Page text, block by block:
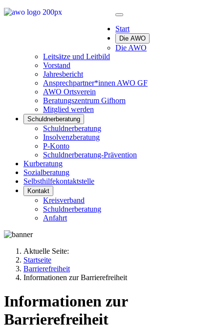
Start
Die AWO
Die AWO
Leitsätze und Leitbild
Vorstand
Jahresbericht
Ansprechpartner*innen AWO GF
AWO Ortsverein
Beratungszentrum Gifhorn
Mitglied werden
Schuldnerberatung
Schuldnerberatung
Insolvenzberatung
P-Konto
Schuldnerberatung-Prävention
Kurberatung
Sozialberatung
Selbsthilfekontaktstelle
Kontakt
Kreisverband
Schuldnerberatung
Anfahrt
Aktuelle Seite:
Startseite
Barrierefreiheit
Informationen zur Barrierefreiheit
Informationen zur
Barrierefreiheit